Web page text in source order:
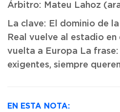
Árbitro: Mateu Lahoz
La clave: El dominio de
Real vuelve al estadio
vuelta a Europa La frase:
exigentes, siempre
EN ESTA NOTA: